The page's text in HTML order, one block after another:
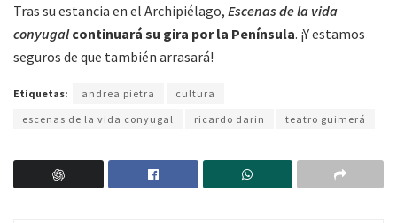
Tras su estancia en el Archipiélago, Escenas de la vida
conyugalcontinuará su gira por la Península. ¡Y estamos
seguros de que también arrasará!
Etiquetas: andrea pietra
cultura
escenas de la vida conyugal
ricardo darin teatro guimerá